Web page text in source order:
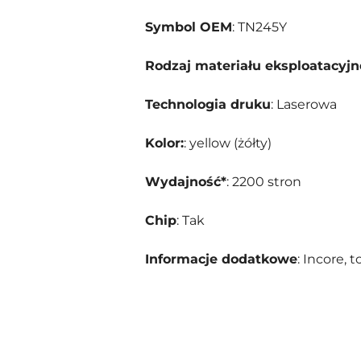
Symbol OEM: TN245Y
Rodzaj materiału
Technologia druku: Laserowa
Kolor:: yellow (żółty)
Wydajność*: 2200 stron
Chip: Tak
Informacje dodatkowe: Incore,